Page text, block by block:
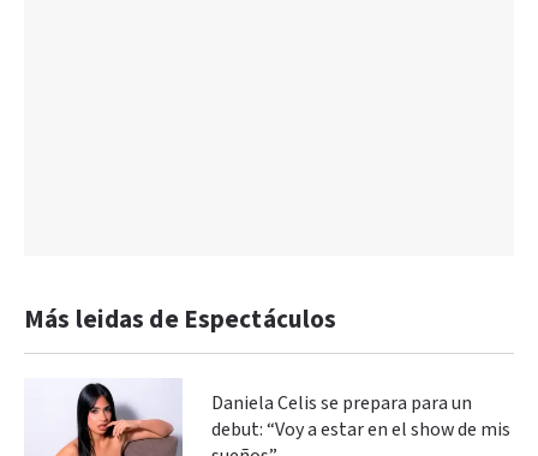
Más leidas de Espectáculos
Daniela Celis se prepara para un
debut: “Voy a estar en el show de mis